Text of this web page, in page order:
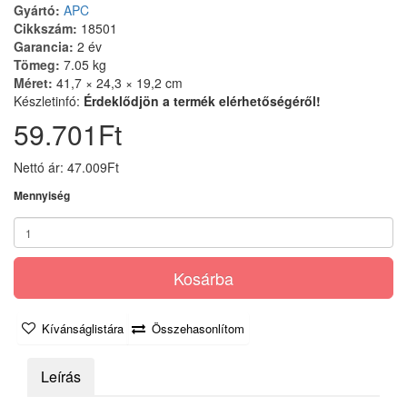
Gyártó: APC
Cikkszám: 18501
Garancia: 2 év
Tömeg: 7.05 kg
Méret: 41,7 × 24,3 × 19,2 cm
Készletinfó: Érdeklődjön a termék elérhetőségéről!
59.701Ft
Nettó ár: 47.009Ft
Mennyiség
Kosárba
Kívánságlistára Összehasonlítom
Leírás